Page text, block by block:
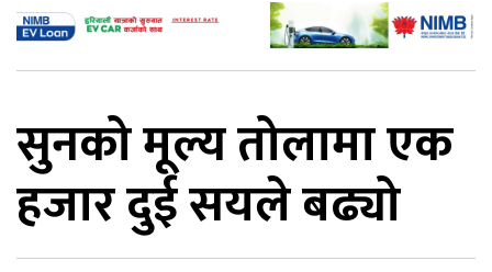
सुनको मूल्य तोलामा एक
हजार दुई सयले बढ्यो